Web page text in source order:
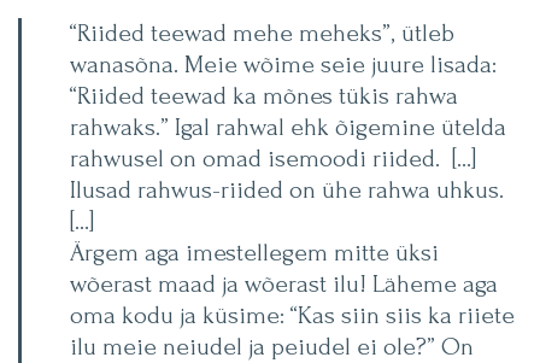
“Riided teewad mehe meheks”, ütleb
wanasõna. Meie wõime seie juure lisada:
“Riided teewad ka mõnes tükis rahwa
rahwaks.” Igal rahwal ehk õigemine ütelda
rahwusel on omad isemoodi riided. […]
Ilusad rahwus-riided on ühe rahwa uhkus.
[…]
Ärgem aga imestellegem mitte üksi
wõerast maad ja wõerast ilu! Läheme aga
oma kodu ja küsime: “Kas siin siis ka riiete
ilu meie neiudel ja peiudel ei ole?” On